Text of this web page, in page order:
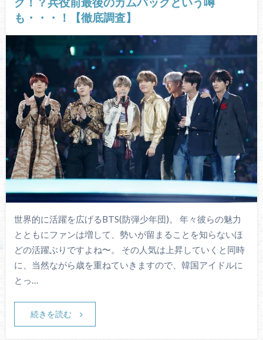
も・・・！【徹底調査】
世界的に活躍を広げるBTS(防弾少年団)。 年々彼らの魅力
とともにファンは増して、勢いが留まることを知らないほ
どの活躍ぶりですよね〜。 その人気は上昇していくと同時
に、当然ながら歳を重ねていきますので、韓国アイドルに
とっ…
続きを読む